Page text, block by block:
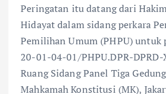
Peringatan itu datang dari
Hidayat dalam sidang perkara
Pemilihan Umum (PHPU) untuk
20-01-04-01/PHPU.DPR-
Ruang Sidang Panel Tiga Gedung
Mahkamah Konstitusi (MK),